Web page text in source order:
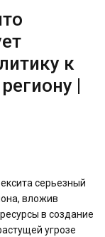
к
|
серьезный
вложив
в создание
угрозе